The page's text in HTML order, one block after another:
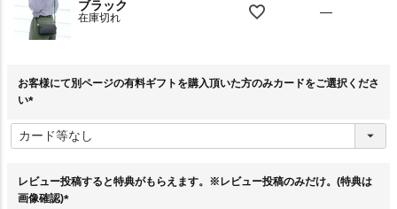
ブラック
在庫切れ —
お客様にて別ページの有料ギフトを購入頂いた方のみカードをご選択くださ
い
必
須
レビュー投稿すると特典がもらえます。※レビュー投稿のみだけ。(特典は
画像確認)